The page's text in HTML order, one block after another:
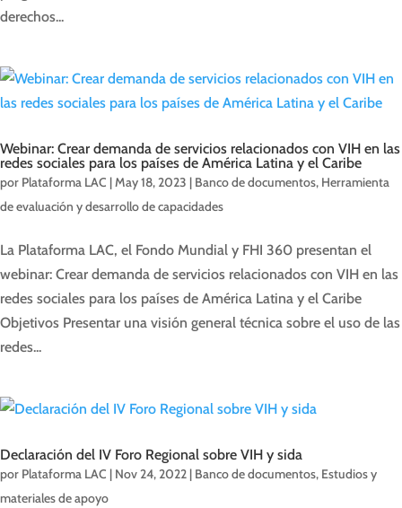
derechos...
Webinar: Crear demanda de servicios relacionados con VIH en las
redes sociales para los países de América Latina y el Caribe
por Plataforma LAC |May 18, 2023 | Banco de documentos, Herramienta
de evaluación y desarrollo de capacidades
La Plataforma LAC, el Fondo Mundial y FHI 360 presentan el
webinar: Crear demanda de servicios relacionados con VIH en las
redes sociales para los países de América Latina y el Caribe
Objetivos Presentar una visión general técnica sobre el uso de las
redes...
Declaración del IV Foro Regional sobre VIH y sida
por Plataforma LAC | Nov 24, 2022 | Banco de documentos, Estudios y
materiales de apoyo